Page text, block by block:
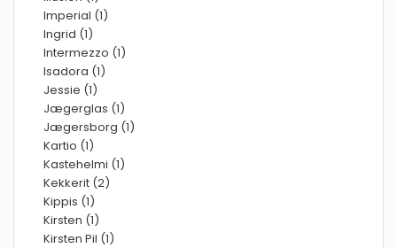
Imperial (1)
Ingrid (1)
Intermezzo (1)
Isadora (1)
Jessie (1)
Jægerglas (1)
Jægersborg (1)
Kartio (1)
Kastehelmi (1)
Kekkerit (2)
Kippis (1)
Kirsten (1)
Kirsten Pil (1)